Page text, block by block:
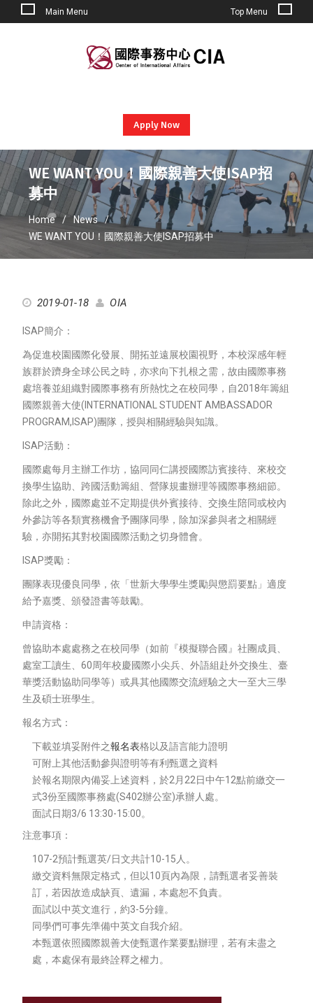
Main Menu Top Menu
Apply Now
WE WANT YOU！國際親善大使ISAP招
募中
Home
News
WE WANT YOU！國際親善大使ISAP招募中
2019-01-18 OIA
ISAP簡介：
為促進校園國際化發展、開拓並遠展校園視野，本校深感年輕
族群於躋身全球公民之時，亦求向下扎根之需，故由國際事務
處培養並組織對國際事務有所熱忱之在校同學，自2018年籌組
國際親善大使(INTERNATIONAL STUDENT AMBASSADOR
PROGRAM,ISAP)團隊，授與相關經驗與知識。
ISAP活動：
國際處每月主辦工作坊，協同同仁講授國際訪賓接待、來校交
換學生協助、跨國活動籌組、營隊規畫辦理等國際事務細節。
除此之外，國際處並不定期提供外賓接待、交換生陪同或校內
外參訪等各類實務機會予團隊同學，除加深參與者之相關經
驗，亦開拓其對校園國際活動之切身體會。
ISAP獎勵：
團隊表現優良同學，依「世新大學學生獎勵與懲罰要點」適度
給予嘉獎、頒發證書等鼓勵。
申請資格：
曾協助本處處務之在校同學（如前『模擬聯合國』社團成員、
處室工讀生、60周年校慶國際小尖兵、外語組赴外交換生、臺
華獎活動協助同學等）或具其他國際交流經驗之大一至大三學
生及碩士班學生。
報名方式：
下載並填妥附件之報名表格以及語言能力證明
可附上其他活動參與證明等有利甄選之資料
於報名期限內備妥上述資料，於2月22日中午12點前繳交一
式3份至國際事務處(S402辦公室)承辦人處。
面試日期3/6 13:30-15:00。
注意事項：
107-2預計甄選英/日文共計10-15人。
繳交資料無限定格式，但以10頁內為限，請甄選者妥善裝
訂，若因故造成缺頁、遺漏，本處恕不負責。
面試以中英文進行，約3-5分鐘。
同學們可事先準備中英文自我介紹。
本甄選依照國際親善大使甄選作業要點辦理，若有未盡之
處，本處保有最終詮釋之權力。